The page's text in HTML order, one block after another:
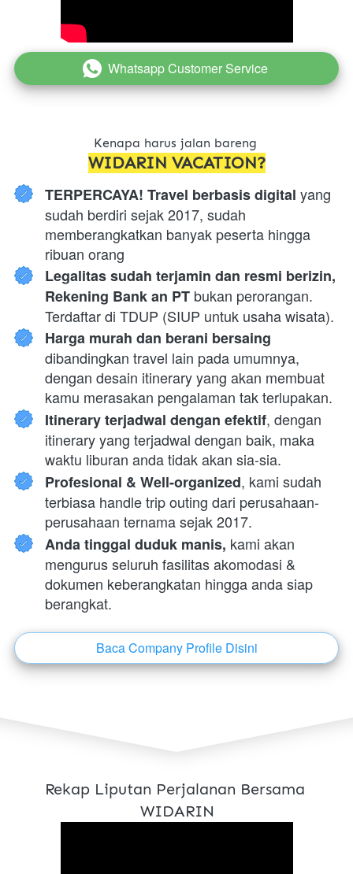
` Whatsapp Customer Service
Kenapa harus jalan bareng
WIDARIN VACATION?
TERPERCAYA! Travel berbasis digital yang
sudah berdiri sejak 2017, sudah
memberangkatkan banyak peserta hingga
ribuan orang
Legalitas sudah terjamin dan resmi berizin,
Rekening Bank an PT bukan perorangan.
Terdaftar di TDUP (SIUP untuk usaha wisata).
dibandingkan travel lain pada umumnya,
dengan desain itinerary yang akan membuat
kamu merasakan pengalaman tak terlupakan.
Itinerary terjadwal dengan efektif, dengan
itinerary yang terjadwal dengan baik, maka
waktu liburan anda tidak akan sia-sia.
Profesional & Well-organized, kami sudah
terbiasa handle trip outing dari perusahaan-
perusahaan ternama sejak 2017.
Anda tinggal duduk manis, kami akan
mengurus seluruh fasilitas akomodasi &
dokumen keberangkatan hingga anda siap
berangkat.
`Baca Company Profile Disini
Rekap Liputan Perjalanan Bersama
WIDARIN